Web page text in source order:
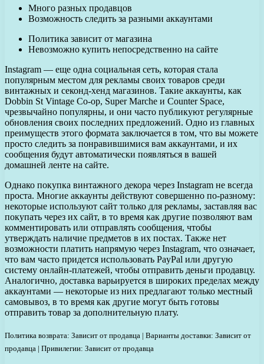
Много разных продавцов
Возможность следить за разными аккаунтами
Политика зависит от магазина
Невозможно купить непосредственно на сайте
Instagram — еще одна социальная сеть, которая стала
популярным местом для рекламы своих товаров среди
винтажных и секонд-хенд магазинов. Такие аккаунты, как
Dobbin St Vintage Co-op, Super Marche и Counter Space,
чрезвычайно популярны, и они часто публикуют регулярные
обновления своих последних предложений. Одно из главных
преимуществ этого формата заключается в том, что вы можете
просто следить за понравившимися вам аккаунтами, и их
сообщения будут автоматически появляться в вашей
домашней ленте на сайте.
Однако покупка винтажного декора через Instagram не всегда
проста. Многие аккаунты действуют совершенно по-разному:
некоторые используют сайт только для рекламы, заставляя вас
покупать через их сайт, в то время как другие позволяют вам
комментировать или отправлять сообщения, чтобы
утверждать наличие предметов в их постах. Также нет
возможности платить напрямую через Instagram, что означает,
что вам часто придется использовать PayPal или другую
систему онлайн-платежей, чтобы отправить деньги продавцу.
Аналогично, доставка варьируется в широких пределах между
аккаунтами — некоторые из них предлагают только местный
самовывоз, в то время как другие могут быть готовы
отправить товар за дополнительную плату.
Политика возврата: Зависит от продавца | Варианты доставки: Зависит от
продавца | Привилегии: Зависит от продавца